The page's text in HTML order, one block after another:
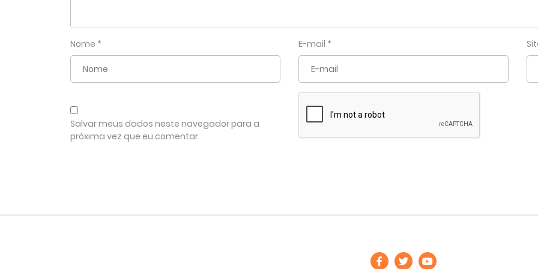
Nome * E-mail *
Salvar meus dados neste navegador para a
próxima vez que eu comentar.